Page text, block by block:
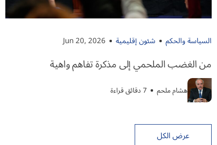
السياسة والحكم شئون إقليمية Jun 20, 2026
من الغضب الملحمي إلى مذكرة تفاهم واهية
هشام ملحم 7 دقائق قراءة
عرض الكل